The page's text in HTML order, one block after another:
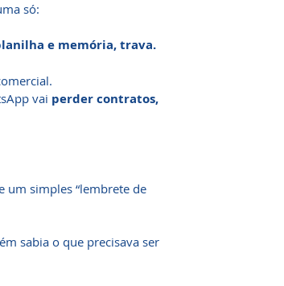
só:
e memória, trava.
vai perder contratos,
um simples “lembrete de
sabia o que precisava ser